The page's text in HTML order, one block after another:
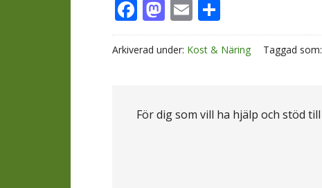
Facebook
Mastodon
Email
Arkiverad under: Kost & Näring Taggad som:
För dig som vill ha hjälp och stöd